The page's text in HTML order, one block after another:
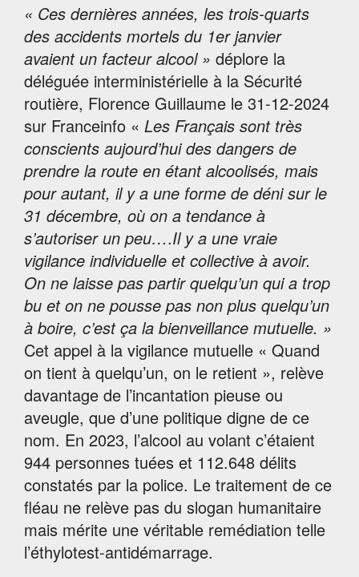
« Ces dernières années, les trois-quarts
des accidents mortels du 1er janvier
avaient un facteur alcool » déplore la
déléguée interministérielle à la Sécurité
routière, Florence Guillaume le 31-12-2024
sur Franceinfo « Les Français sont très
conscients aujourd’hui des dangers de
prendre la route en étant alcoolisés, mais
pour autant, il y a une forme de déni sur le
31 décembre, où on a tendance à
s’autoriser un peu….Il y a une vraie
vigilance individuelle et collective à avoir.
On ne laisse pas partir quelqu’un qui a trop
bu et on ne pousse pas non plus quelqu’un
à boire, c’est ça la bienveillance mutuelle. »
Cet appel à la vigilance mutuelle « Quand
on tient à quelqu’un, on le retient », relève
davantage de l’incantation pieuse ou
aveugle, que d’une politique digne de ce
nom. En 2023, l’alcool au volant c’étaient
944 personnes tuées et 112.648 délits
constatés par la police. Le traitement de ce
fléau ne relève pas du slogan humanitaire
mais mérite une véritable remédiation telle
l’éthylotest-antidémarrage.